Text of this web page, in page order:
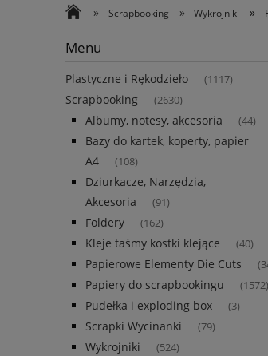
» Scrapbooking » Wykrojniki »
Menu
Plastyczne i Rękodzieło (1117)
Scrapbooking (2630)
Albumy, notesy, akcesoria (44)
Bazy do kartek, koperty, papier
A4
(108)
Dziurkacze, Narzędzia,
Akcesoria
(91)
Foldery (162)
Kleje taśmy kostki klejące (40)
Papierowe Elementy Die Cuts
Papiery do scrapbookingu (1572)
Pudełka i exploding box (3)
Scrapki Wycinanki (79)
Wykrojniki (524)